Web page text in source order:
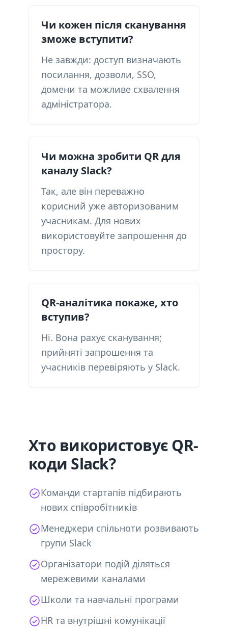
Чи кожен після сканування
зможе вступити?
Не завжди: доступ визначають
посилання, дозволи, SSO,
домени та можливе схвалення
адміністратора.
Чи можна зробити QR для
каналу Slack?
Так, але він переважно
корисний уже авторизованим
учасникам. Для нових
використовуйте запрошення до
простору.
QR-аналітика покаже, хто
вступив?
Ні. Вона рахує сканування;
прийняті запрошення та
учасників перевіряють у Slack.
Хто використовує QR-
коди Slack?
Команди стартапів підбирають
нових співробітників
Менеджери спільноти розвивають
групи Slack
Організатори подій діляться
мережевими каналами
Школи та навчальні програми
HR та внутрішні комунікації